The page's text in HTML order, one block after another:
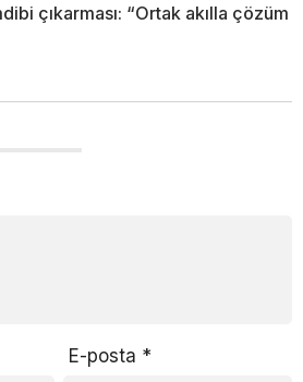
çıkarması: “Ortak akılla çözüm
E-posta *